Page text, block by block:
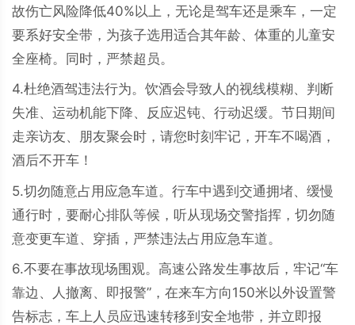
故伤亡风险降低40%以上，无论是驾车还是乘车，一定
要系好安全带，为孩子选用适合其年龄、体重的儿童安
全座椅。同时，严禁超员。
4.杜绝酒驾违法行为。饮酒会导致人的视线模糊、判断
失准、运动机能下降、反应迟钝、行动迟缓。节日期间
走亲访友、朋友聚会时，请您时刻牢记，开车不喝酒，
酒后不开车！
5.切勿随意占用应急车道。行车中遇到交通拥堵、缓慢
通行时，要耐心排队等候，听从现场交警指挥，切勿随
意变更车道、穿插，严禁违法占用应急车道。
6.不要在事故现场围观。高速公路发生事故后，牢记“车
靠边、人撤离、即报警”，在来车方向150米以外设置警
告标志，车上人员应迅速转移到安全地带，并立即报